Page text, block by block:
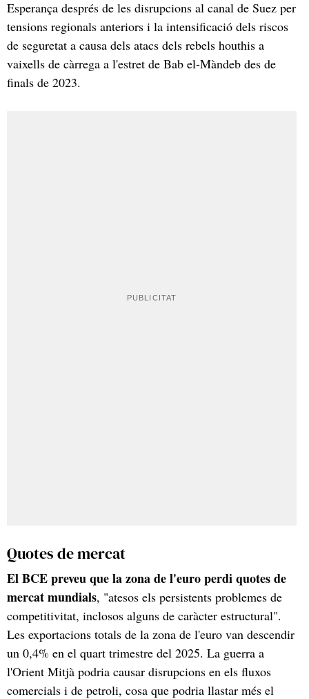
Esperança després de les disrupcions al canal de Suez per
tensions regionals anteriors i la intensificació dels riscos
de seguretat a causa dels atacs dels rebels houthis a
vaixells de càrrega a l'estret de Bab el-Màndeb des de
finals de 2023.
Quotes de mercat
El BCE preveu que la zona de l'euro perdi quotes de
mercat mundials, "atesos els persistents problemes de
competitivitat, inclosos alguns de caràcter estructural".
Les exportacions totals de la zona de l'euro van descendir
un 0,4% en el quart trimestre del 2025. La guerra a
l'Orient Mitjà podria causar disrupcions en els fluxos
comercials i de petroli, cosa que podria llastar més el